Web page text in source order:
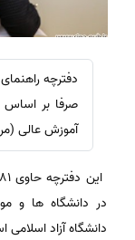
دفترچه
صرفا بر
آموزش عالی (مرحله
در دانشگاه ها و
دانشگاه آزاد